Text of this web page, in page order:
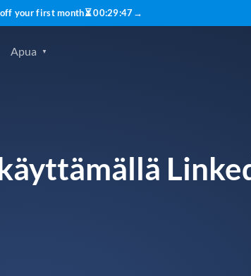
off your first month⏳00:29:45→
Apua